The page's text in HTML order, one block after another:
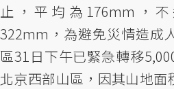
止，平均為176mm，
322mm，為避免災情造成
區31日下午已緊急轉移
北京西部山區，因其山地